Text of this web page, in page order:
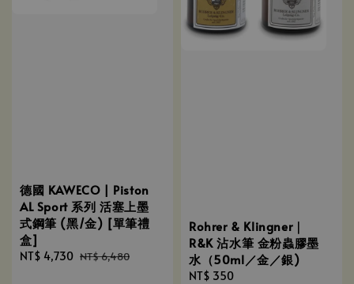
德國 KAWECO | Piston
AL Sport 系列 活塞上墨
式鋼筆 (黑/金) [單筆禮
盒]
Sale
NT$ 4,730 Regular
NT$ 6,480
Rohrer & Klingner｜
R&K 沾水筆 金粉蟲膠墨
水（50ml／金／銀)
Regular
NT$ 350